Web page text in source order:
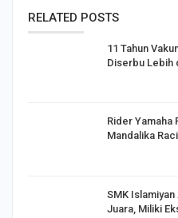
RELATED POSTS
11 Tahun
Diserbu Lebih
Rider Yamaha
Mandalika
SMK
Juara, Miliki